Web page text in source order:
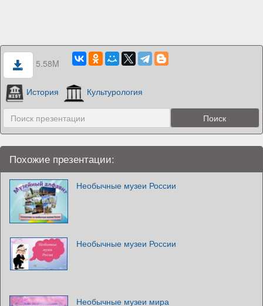
5.58M
История Культурология
Похожие презентации:
Необычные музеи России
Необычные музеи России
Необычные музеи мира